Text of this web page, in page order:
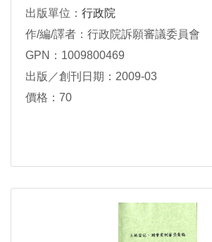
出版單位： 行政院
作/編/譯者：行政院訴願審議委員會
GPN：1009800469
出版／創刊日期：2009-03
價格：70